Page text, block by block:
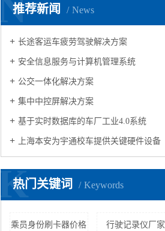
推荐新闻 News
长途客运车疲劳驾驶解决方案
安全信息服务与计算机管理系统
公交一体化解决方案
集中中控屏解决方案
基于实时数据库的车厂工业4.0系统
上海本安为宇通校车提供关键硬件设备
热门关键词 Keywords
K
乘员身份刷卡器价格 行驶记录仪厂家